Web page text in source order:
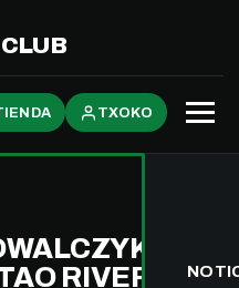
TXOKO
RIVER «B»